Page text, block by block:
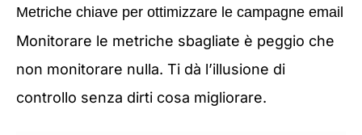
Metriche chiave per ottimizzare le campagne email
Monitorare le metriche sbagliate è peggio che
non monitorare nulla. Ti dà l’illusione di
controllo senza dirti cosa migliorare.